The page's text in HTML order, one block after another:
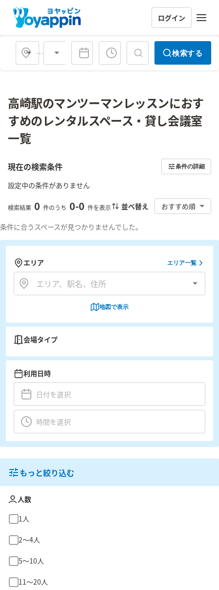
ログイン
会場タイプ 検索する
高崎駅のマンツーマンレッスンにおす
すめのレンタルスペース・貸し会議室
一覧
現在の検索条件 条件の詳細
設定中の条件がありません
検索結果 0 件のうち 0-0 件を表示 並べ替え おすすめ順
条件に合うスペースが見つかりませんでした。
エリア エリア一覧
地図で表示
会場タイプ
利用日時
もっと絞り込む
人数
1人
2〜4人
5〜10人
11〜20人